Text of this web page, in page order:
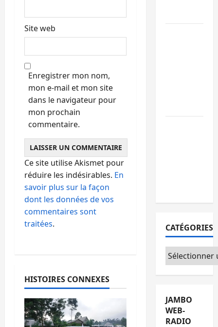
Site web
Enregistrer mon nom,
mon e-mail et mon site
dans le navigateur pour
mon prochain
commentaire.
Ce site utilise Akismet pour
réduire les indésirables. En
savoir plus sur la façon
dont les données de vos
commentaires sont
traitées.
HISTOIRES CONNEXES
CATÉGORIES
Catégories
JAMBO
WEB-
RADIO